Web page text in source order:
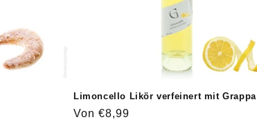
Limoncello Likör verfeinert mit Grappa
Normaler
Von €8,99